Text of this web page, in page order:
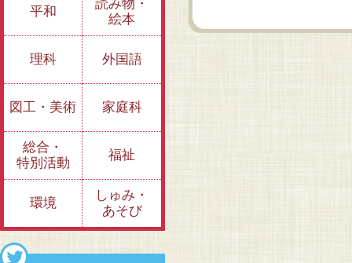
平和
読み物・
絵本
理科 外国語
図工・美術 家庭科
総合・
特別活動
福祉
環境
しゅみ・
あそび